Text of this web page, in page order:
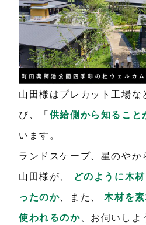
山田様はプレカット工場な
び、「 供給側から知ること
います。
ランドスケープ、星のやか
山田様が、 どのように木
ったのか 、また、木材を
使われるのか 、お伺いしよ